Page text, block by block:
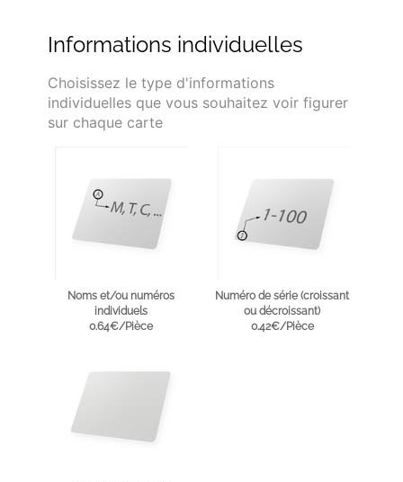
Informations individuelles
Choisissez le type d'informations
individuelles que vous souhaitez voir figurer
sur chaque carte
Noms et/ou numéros
individuels
0.64€/Pièce
Numéro de série (croissant
ou décroissant)
0.42€/Pièce